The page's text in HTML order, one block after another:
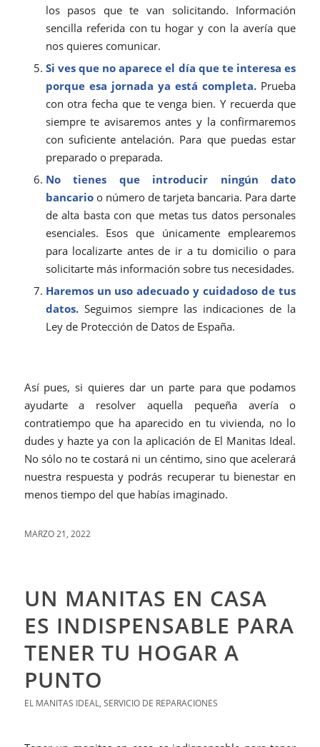
los pasos que te van solicitando. Información
sencilla referida con tu hogar y con la avería que
nos quieres comunicar.
Si ves que no aparece el día que te interesa es
porque esa jornada ya está completa. Prueba
con otra fecha que te venga bien. Y recuerda que
siempre te avisaremos antes y la confirmaremos
con suficiente antelación. Para que puedas estar
preparado o preparada.
No tienes que introducir ningún dato
bancarioo número de tarjeta bancaria. Para darte
de alta basta con que metas tus datos personales
esenciales. Esos que únicamente emplearemos
para localizarte antes de ir a tu domicilio o para
solicitarte más información sobre tus necesidades.
Haremos un uso adecuado y cuidadoso de tus
datos.Seguimos siempre las indicaciones de la
Ley de Protección de Datos de España.
Así pues, si quieres dar un parte para que podamos
ayudarte a resolver aquella pequeña avería o
contratiempo que ha aparecido en tu vivienda, no lo
dudes y hazte ya con la aplicación de El Manitas Ideal.
No sólo no te costará ni un céntimo, sino que acelerará
nuestra respuesta y podrás recuperar tu bienestar en
menos tiempo del que habías imaginado.
MARZO 21, 2022
UN MANITAS EN CASA
ES INDISPENSABLE PARA
TENER TU HOGAR A
PUNTO
EL MANITAS IDEAL, SERVICIO DE REPARACIONES